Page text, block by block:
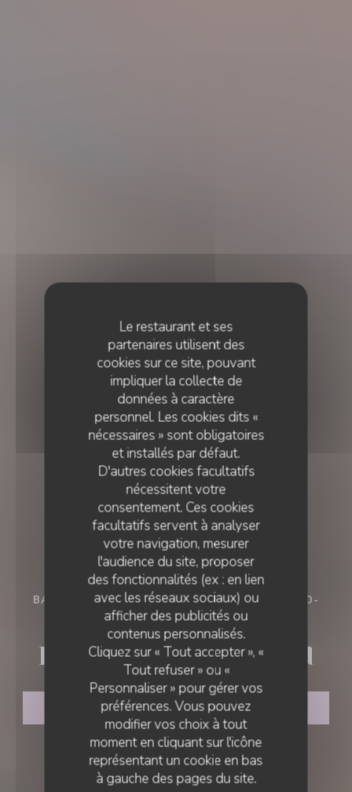
Le restaurant et ses
partenaires utilisent des
cookies sur ce site, pouvant
impliquer la collecte de
données à caractère
personnel. Les cookies dits «
nécessaires » sont obligatoires
et installés par défaut.
D'autres cookies facultatifs
nécessitent votre
consentement. Ces cookies
facultatifs servent à analyser
votre navigation, mesurer
l'audience du site, proposer
des fonctionnalités (ex : en lien
avec les réseaux sociaux) ou
afficher des publicités ou
contenus personnalisés.
Cliquez sur « Tout accepter », «
Tout refuser » ou «
Personnaliser » pour gérer vos
préférences. Vous pouvez
modifier vos choix à tout
moment en cliquant sur l'icône
représentant un cookie en bas
à gauche des pages du site.
BAR - RESTAURANT - CAVE À VINS• PERNAND-
VERGELESSES
La Paulée de Pernand
RÉSERVER
LA PAULÉE DE PERNAND